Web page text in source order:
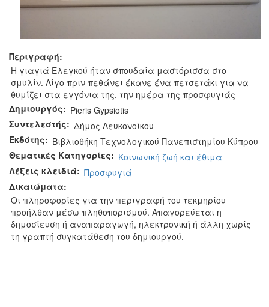
Περιγραφή:
Η γιαγιά Ελεγκού ήταν σπουδαία μαστόρισσα στο
σμυλίν. Λίγο πριν πεθάνει έκανε ένα πετσετάκι για να
θυμίζει στα εγγόνια της, την ημέρα της προσφυγιάς
Δημιουργός: Pieris Gypsiotis
Συντελεστής: Δήμος Λευκονοίκου
Εκδότης: Βιβλιοθήκη Τεχνολογικού Πανεπιστημίου Κύπρου
Θεματικές Κατηγορίες: Κοινωνική ζωή και έθιμα
Λέξεις κλειδιά: Προσφυγιά
Δικαιώματα:
Οι πληροφορίες για την περιγραφή του τεκμηρίου
προήλθαν μέσω πληθοπορισμού. Απαγορεύεται η
δημοσίευση ή αναπαραγωγή, ηλεκτρονική ή άλλη χωρίς
τη γραπτή συγκατάθεση του δημιουργού.